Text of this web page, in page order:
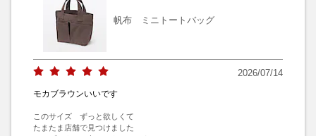
帆布 ミニトートバッグ
2026/07/14
モカブラウンいいです
このサイズ　ずっと欲しくて
たまたま店舗で見つけました